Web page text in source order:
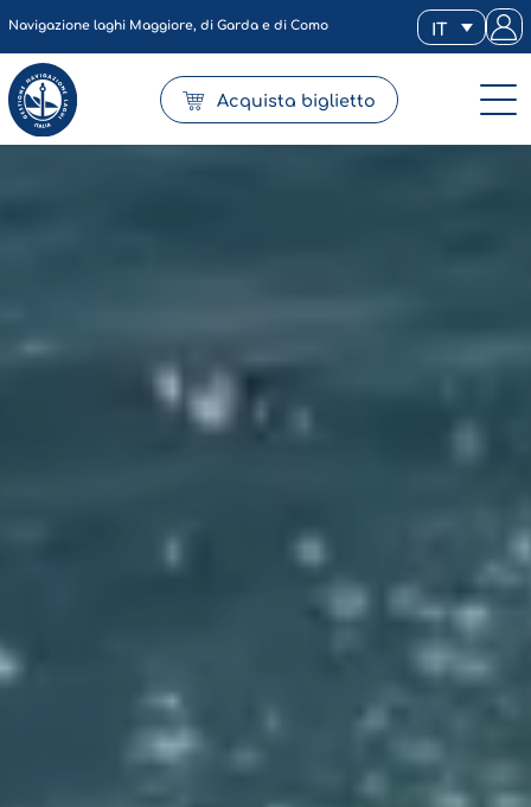
Navigazione laghi Maggiore, di Garda e di Como IT
Acquista biglietto